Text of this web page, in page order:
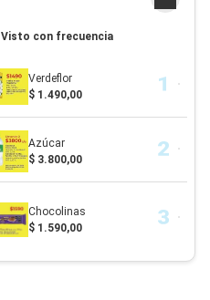
Visto con frecuencia
Verdeflor
$ 1.490,00
Azúcar
$ 3.800,00
Chocolinas
$ 1.590,00